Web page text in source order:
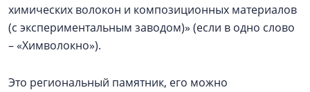
химических волокон и композиционных материалов
(с экспериментальным заводом)» (если в одно слово
– «Химволокно»).
Это региональный памятник, его можно